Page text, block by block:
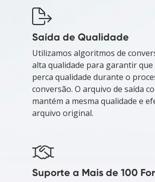
Saída de Qualidade
Utilizamos algoritmos de
alta qualidade para garantir que
perca qualidade durante o
conversão. O arquivo de saída
mantém a mesma qualidade e
arquivo original.
Suporte a Mais de 100